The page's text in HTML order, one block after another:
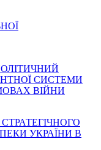
СИСТЕМИ
ВІЙНИ
УКРАЇНИ В